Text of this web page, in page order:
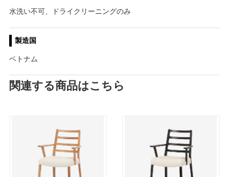
水洗い不可、ドライクリーニングのみ
製造国
ベトナム
関連する商品はこちら